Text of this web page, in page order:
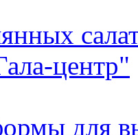
центр"
для